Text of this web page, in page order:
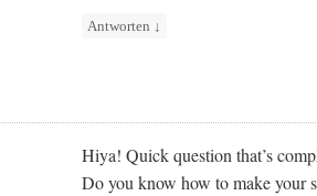
Antworten ↓
Hiya! Quick question that’s
Do you know how to make your